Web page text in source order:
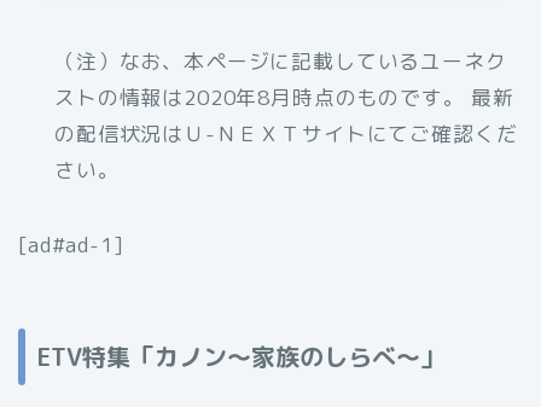
（注）なお、本ページに記載しているユーネク
ストの情報は2020年8月時点のものです。 最新
の配信状況はＵ-ＮＥＸＴサイトにてご確認くだ
さい。
[ad#ad-1]
ETV特集「カノン～家族のしらべ～」